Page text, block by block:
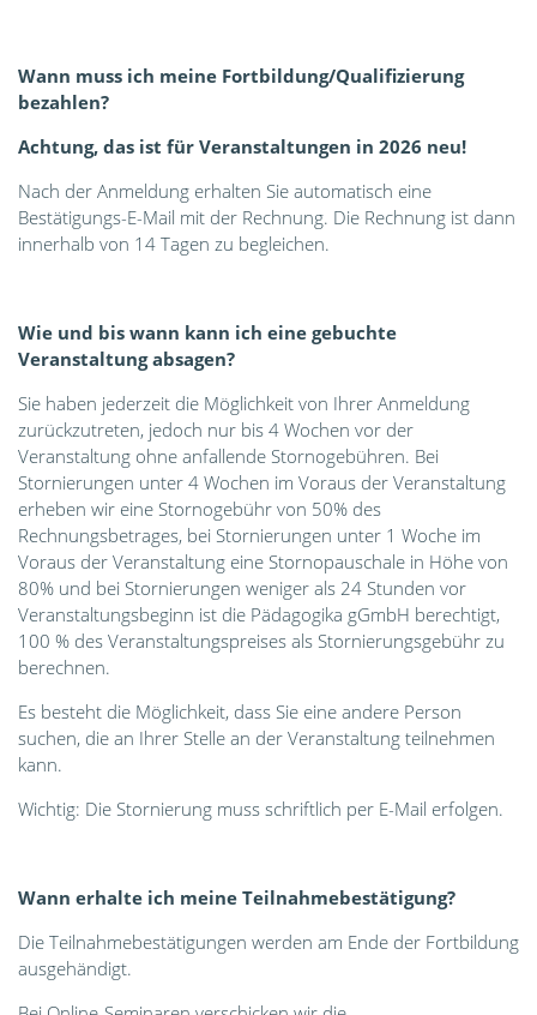
Wann muss ich meine Fortbildung/Qualifizierung
bezahlen?
Achtung, das ist für Veranstaltungen in 2026 neu!
Nach der Anmeldung erhalten Sie automatisch eine
Bestätigungs-E-Mail mit der Rechnung. Die Rechnung ist dann
innerhalb von 14 Tagen zu begleichen.
Wie und bis wann kann ich eine gebuchte
Veranstaltung absagen?
Sie haben jederzeit die Möglichkeit von Ihrer Anmeldung
zurückzutreten, jedoch nur bis 4 Wochen vor der
Veranstaltung ohne anfallende Stornogebühren. Bei
Stornierungen unter 4 Wochen im Voraus der Veranstaltung
erheben wir eine Stornogebühr von 50% des
Rechnungsbetrages, bei Stornierungen unter 1 Woche im
Voraus der Veranstaltung eine Stornopauschale in Höhe von
80% und bei Stornierungen weniger als 24 Stunden vor
Veranstaltungsbeginn ist die Pädagogika gGmbH berechtigt,
100 % des Veranstaltungspreises als Stornierungsgebühr zu
berechnen.
Es besteht die Möglichkeit, dass Sie eine andere Person
suchen, die an Ihrer Stelle an der Veranstaltung teilnehmen
kann.
Wichtig: Die Stornierung muss schriftlich per E-Mail erfolgen.
Wann erhalte ich meine Teilnahmebestätigung?
Die Teilnahmebestätigungen werden am Ende der Fortbildung
ausgehändigt.